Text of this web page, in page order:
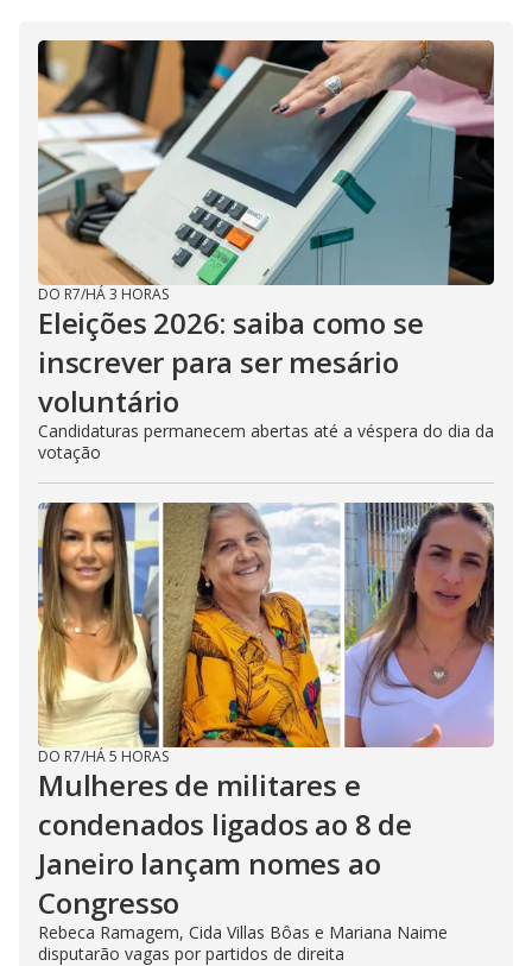
DO R7/HÁ 3 HORAS
Eleições 2026: saiba como se
inscrever para ser mesário
voluntário
Candidaturas permanecem abertas até a véspera do dia da
votação
DO R7/HÁ 5 HORAS
Mulheres de militares e
condenados ligados ao 8 de
Janeiro lançam nomes ao
Congresso
Rebeca Ramagem, Cida Villas Bôas e Mariana Naime
disputarão vagas por partidos de direita